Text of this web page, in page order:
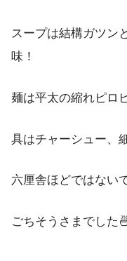
スープは結構ガツン
味！
麺は平太の縮れピロ
具はチャーシュー、
六厘舎ほどではない
ごちそうさまでした